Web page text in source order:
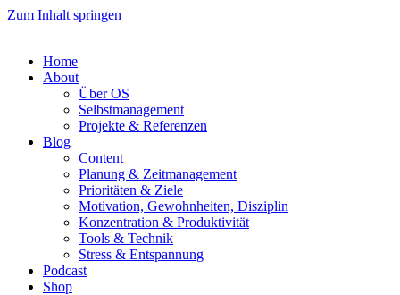
Zum Inhalt springen
Home
About
Über OS
Selbstmanagement
Projekte & Referenzen
Blog
Content
Planung & Zeitmanagement
Prioritäten & Ziele
Motivation, Gewohnheiten, Disziplin
Konzentration & Produktivität
Tools & Technik
Stress & Entspannung
Podcast
Shop